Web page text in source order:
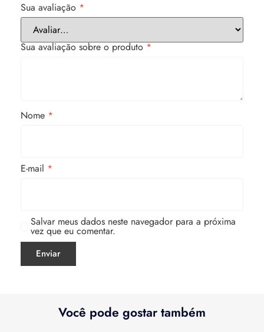
Sua avaliação *
Sua avaliação sobre o produto*
Nome *
E-mail *
Salvar meus dados neste navegador para a próxima
vez que eu comentar.
Você pode gostar também